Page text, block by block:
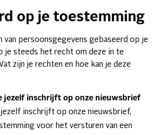
op je toestemming
van persoonsgegevens gebaseerd op je
je steeds het recht om deze in te
zijn je rechten en hoe kan je deze
jezelf inschrijft op onze nieuwsbrief
jezelf inschrijft op onze nieuwsbrief,
voor het versturen van een